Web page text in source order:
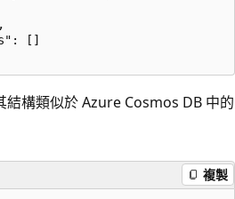
[]
結構類似於 Azure Cosmos DB 中的
複製